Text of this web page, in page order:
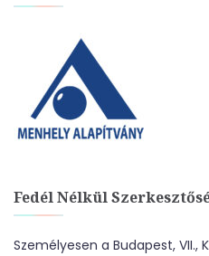
Fedél Nélkül
Személyesen a Budapest, VII.,